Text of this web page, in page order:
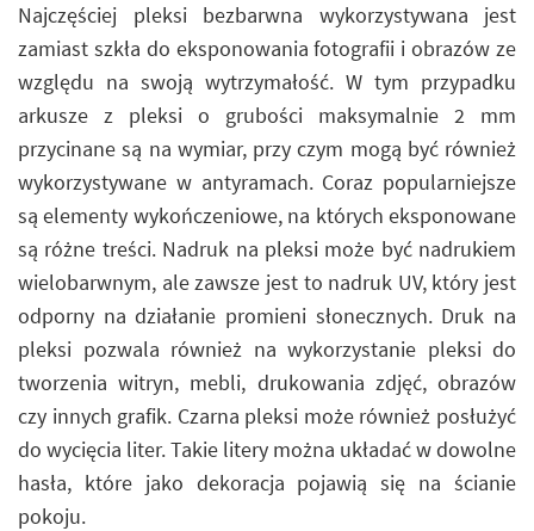
Najczęściej pleksi bezbarwna wykorzystywana jest
zamiast szkła do eksponowania fotografii i obrazów ze
względu na swoją wytrzymałość. W tym przypadku
arkusze z pleksi o grubości maksymalnie 2 mm
przycinane są na wymiar, przy czym mogą być również
wykorzystywane w antyramach. Coraz popularniejsze
są elementy wykończeniowe, na których eksponowane
są różne treści. Nadruk na pleksi może być nadrukiem
wielobarwnym, ale zawsze jest to nadruk UV, który jest
odporny na działanie promieni słonecznych. Druk na
pleksi pozwala również na wykorzystanie pleksi do
tworzenia witryn, mebli, drukowania zdjęć, obrazów
czy innych grafik. Czarna pleksi może również posłużyć
do wycięcia liter. Takie litery można układać w dowolne
hasła, które jako dekoracja pojawią się na ścianie
pokoju.